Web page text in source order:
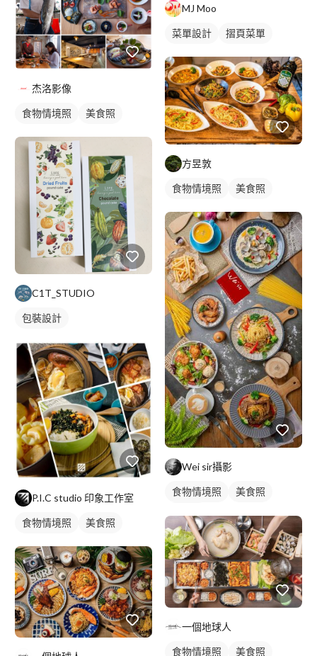
杰洛影像
食物情境照 美食照
C1T_STUDIO
包裝設計
P.I.C studio 印象工作室
食物情境照 美食照
MJ Moo
菜單設計 摺頁菜單
方昱敦
食物情境照 美食照
Wei sir攝影
食物情境照
美食照
一個地球人
食物情境照 美食照